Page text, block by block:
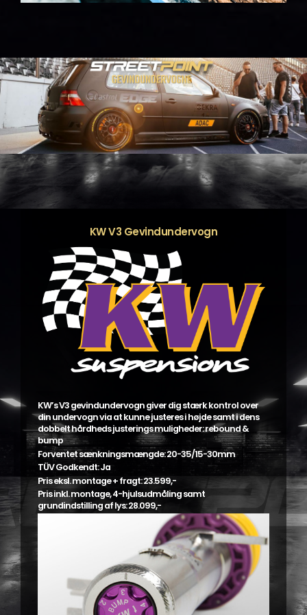
KW V3 Gevindundervogn
KW’s V3 gevindundervogn giver dig stærk kontrol over
din undervogn via at kunne justeres i højde samt i dens
dobbelt hårdheds justerings muligheder: rebound &
bump
Forventet sænkningsmængde: 20-35/15-30mm
TÜV Godkendt: Ja
Pris eksl. montage + fragt: 23.599,-
Pris inkl. montage, 4-hjulsudmåling samt
grundindstilling af lys: 28.099,-